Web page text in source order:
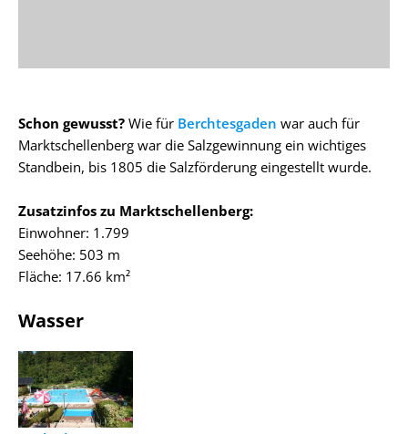
Schon gewusst? Wie für Berchtesgaden war auch für
Marktschellenberg war die Salzgewinnung ein wichtiges
Standbein, bis 1805 die Salzförderung eingestellt wurde.
Zusatzinfos zu Marktschellenberg:
Einwohner: 1.799
Seehöhe: 503 m
Fläche: 17.66 km²
Wasser